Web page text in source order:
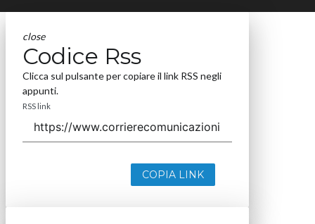
close
Codice Rss
Clicca sul pulsante per copiare il link RSS negli
appunti.
RSS link
COPIA LINK